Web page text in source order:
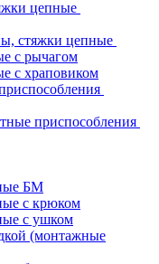
цепные
стяжки цепные
с рычагом
с храповиком
приспособления
БМ
с крюком
с ушком
(монтажные